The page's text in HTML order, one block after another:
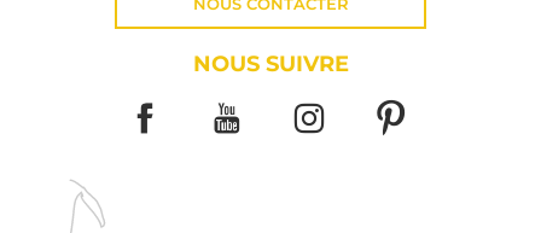
NOUS CONTACTER
NOUS SUIVRE